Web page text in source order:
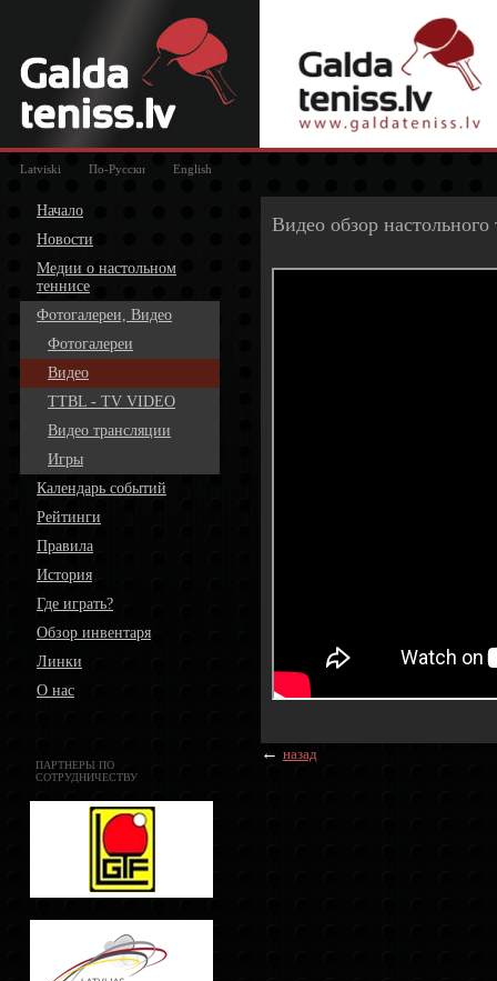
Latviski По-Русски English
Начало
Новости
Медии о настольном
теннисе
Фотогалереи, Видео
Фотогалереи
Видео
TTBL - TV VIDEO
Видео трансляции
Игры
Календарь событий
Рейтинги
Правила
История
Где играть?
Обзор инвентаря
Линки
О нас
ПАРТНЕРЫ ПО
СОТРУДНИЧЕСТВУ
Видео обзор настольного
← назад